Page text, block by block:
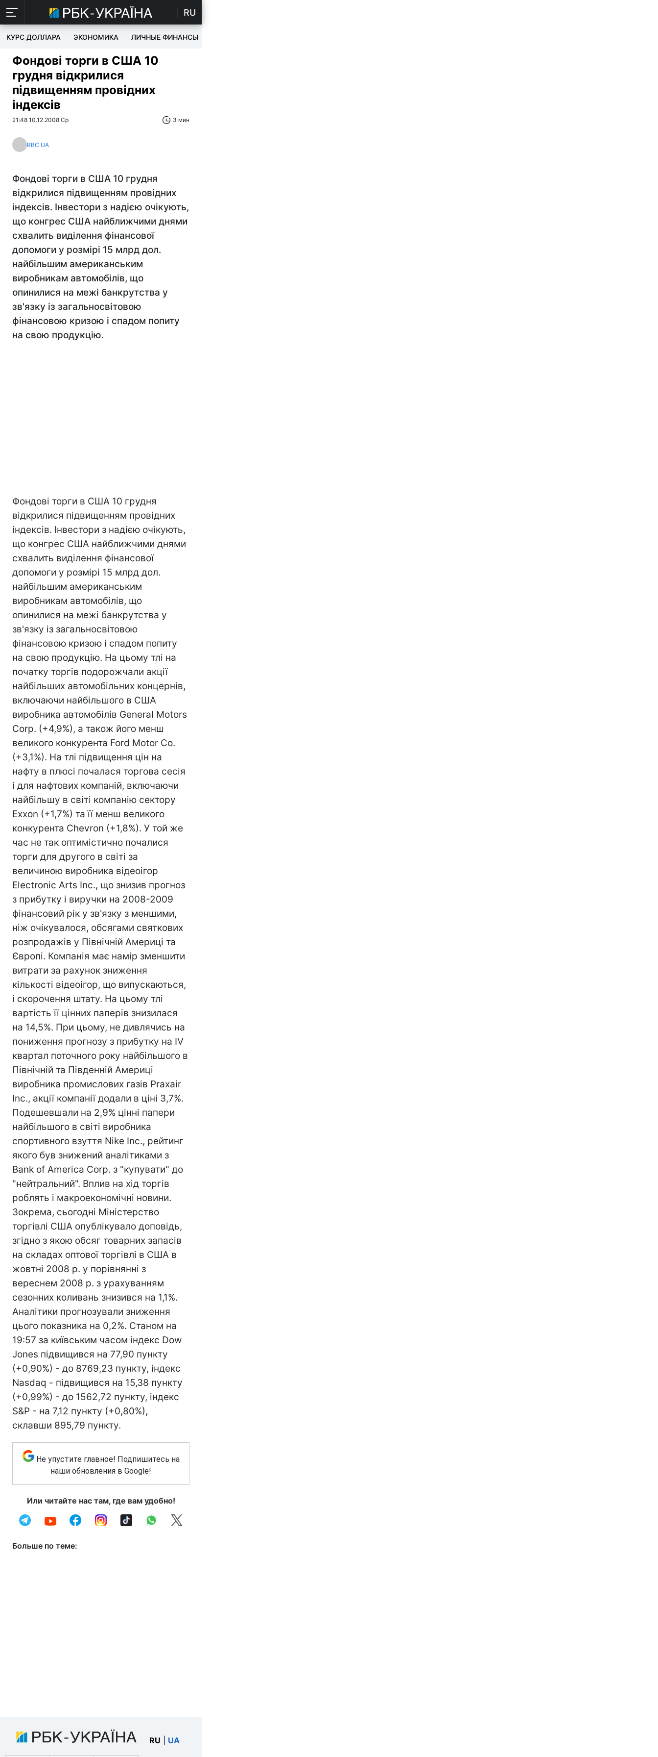
RU
КУРС ДОЛЛАРА ЭКОНОМИКА ЛИЧНЫЕ ФИНАНСЫ
Фондові торги в США 10
грудня відкрилися
підвищенням провідних
індексів
21:48 10.12.2008 Ср 3 мин
RBC.UA
Фондові торги в США 10 грудня
відкрилися підвищенням провідних
індексів. Інвестори з надією очікують,
що конгрес США найближчими днями
схвалить виділення фінансової
допомоги у розмірі 15 млрд дол.
найбільшим американським
виробникам автомобілів, що
опинилися на межі банкрутства у
зв'язку із загальносвітовою
фінансовою кризою і спадом попиту
на свою продукцію.
Фондові торги в США 10 грудня
відкрилися підвищенням провідних
індексів. Інвестори з надією очікують,
що конгрес США найближчими днями
схвалить виділення фінансової
допомоги у розмірі 15 млрд дол.
найбільшим американським
виробникам автомобілів, що
опинилися на межі банкрутства у
зв'язку із загальносвітовою
фінансовою кризою і спадом попиту
на свою продукцію. На цьому тлі на
початку торгів подорожчали акції
найбільших автомобільних концернів,
включаючи найбільшого в США
виробника автомобілів General Motors
Corp. (+4,9%), а також його менш
великого конкурента Ford Motor Co.
(+3,1%). На тлі підвищення цін на
нафту в плюсі почалася торгова сесія
і для нафтових компаній, включаючи
найбільшу в світі компанію сектору
Exxon (+1,7%) та її менш великого
конкурента Chevron (+1,8%). У той же
час не так оптимістично почалися
торги для другого в світі за
величиною виробника відеоігор
Electronic Arts Inc., що знизив прогноз
з прибутку і виручки на 2008-2009
фінансовий рік у зв'язку з меншими,
ніж очікувалося, обсягами святкових
розпродажів у Північній Америці та
Європі. Компанія має намір зменшити
витрати за рахунок зниження
кількості відеоігор, що випускаються,
і скорочення штату. На цьому тлі
вартість її цінних паперів знизилася
на 14,5%. При цьому, не дивлячись на
пониження прогнозу з прибутку на IV
квартал поточного року найбільшого в
Північній та Південній Америці
виробника промислових газів Praxair
Inc., акції компанії додали в ціні 3,7%.
Подешевшали на 2,9% цінні папери
найбільшого в світі виробника
спортивного взуття Nike Inc., рейтинг
якого був знижений аналітиками з
Bank of America Corp. з "купувати" до
"нейтральний". Вплив на хід торгів
роблять і макроекономічні новини.
Зокрема, сьогодні Міністерство
торгівлі США опублікувало доповідь,
згідно з якою обсяг товарних запасів
на складах оптової торгівлі в США в
жовтні 2008 р. у порівнянні з
вереснем 2008 р. з урахуванням
сезонних коливань знизився на 1,1%.
Аналітики прогнозували зниження
цього показника на 0,2%. Станом на
19:57 за київським часом індекс Dow
Jones підвищився на 77,90 пункту
(+0,90%) - до 8769,23 пункту, індекс
Nasdaq - підвищився на 15,38 пункту
(+0,99%) - до 1562,72 пункту, індекс
S&P - на 7,12 пункту (+0,80%),
склавши 895,79 пункту.
Не упустите главное! Подпишитесь на
наши обновления в Google!
Или читайте нас там, где вам удобно!
Больше по теме:
RU UA